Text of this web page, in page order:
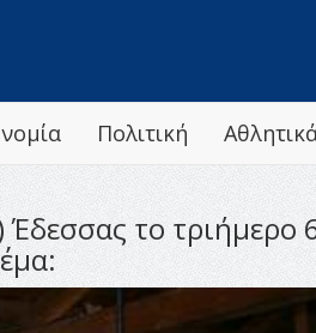
Πολιτική
το